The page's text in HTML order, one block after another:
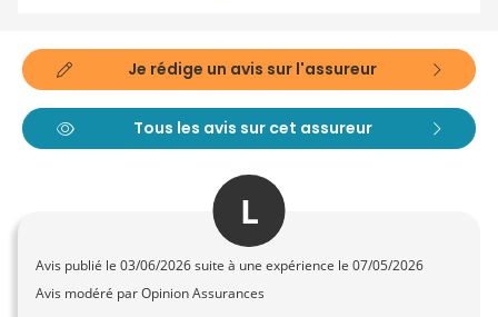
Je rédige un avis sur l'assureur
Tous les avis sur cet assureur
L
Avis publié le 03/06/2026suite à une expérience le 07/05/2026
Avis modéré par Opinion Assurances